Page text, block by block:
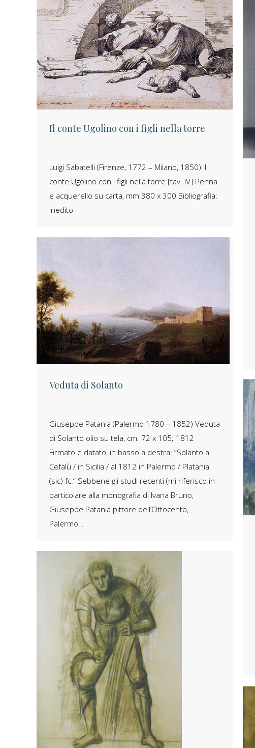
Il conte Ugolino con i figli nella torre
Luigi Sabatelli (Firenze, 1772 – Milano, 1850) Il
conte Ugolino con i figli nella torre [tav. IV] Penna
e acquerello su carta, mm 380 x 300 Bibliografia:
inedito
Veduta di Solanto
Giuseppe Patania (Palermo 1780 – 1852) Veduta
di Solanto olio su tela, cm. 72 x 105; 1812
Firmato e datato, in basso a destra: “Solanto a
Cefalù / in Sicilia / al 1812 in Palermo / Platania
(sic) fc.” Sebbene gli studi recenti (mi riferisco in
particolare alla monografia di Ivana Bruno,
Giuseppe Patania pittore dell’Ottocento,
Palermo…